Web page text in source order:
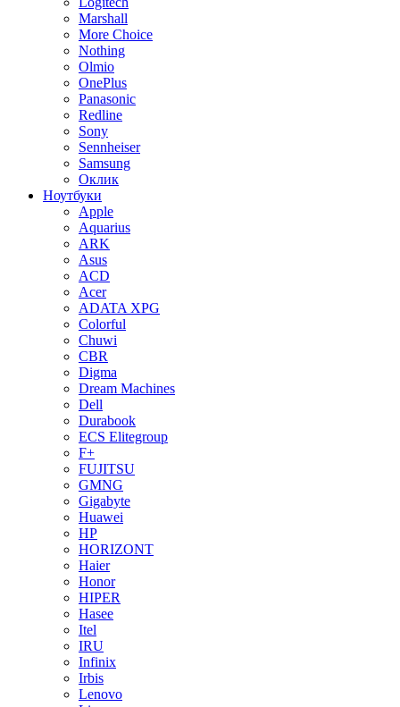
Marshall
More Choice
Nothing
Olmio
OnePlus
Panasonic
Redline
Sony
Sennheiser
Samsung
Оклик
Ноутбуки
Apple
Aquarius
ARK
Asus
ACD
Acer
ADATA XPG
Colorful
Chuwi
CBR
Digma
Dream Machines
Dell
Durabook
ECS Elitegroup
F+
FUJITSU
GMNG
Gigabyte
Huawei
HP
HORIZONT
Haier
Honor
HIPER
Hasee
Itel
IRU
Infinix
Irbis
Lenovo